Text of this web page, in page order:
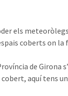
els
coberts on la
de Girona
aquí tens